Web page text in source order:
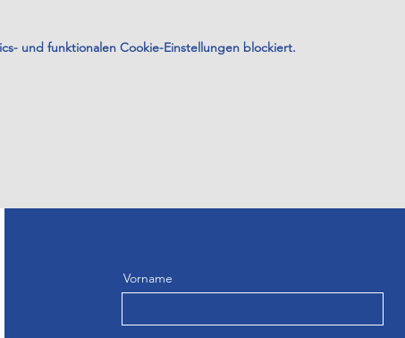
und funktionalen Cookie-Einstellungen blockiert.
Vorname